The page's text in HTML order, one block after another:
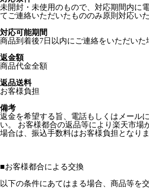
未開封・未使用のもので、対応期間内に
てご連絡いただいたもののみ原則対応いた
対応可能期間
商品到着後7日以内にご連絡をいただいた
返金額
商品代金全額
返品送料
お客様負担
備考
返金を希望する旨、電話もしくはメール
い。 お客様都合の返品等により楽天市場
場合は、振込手数料はお客様負担となりま
■お客様都合による交換
以下の条件にあてはまる場合、商品等を